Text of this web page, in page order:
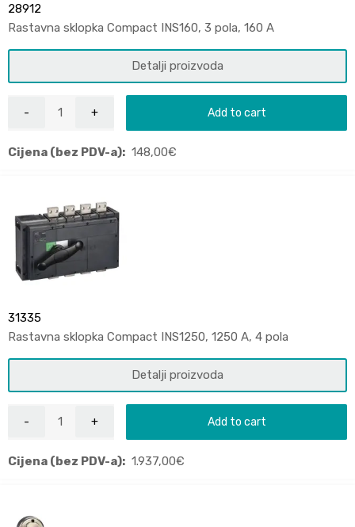
28912
Rastavna sklopka Compact INS160, 3 pola, 160 A
Detalji proizvoda
Add to cart
Cijena (bez PDV-a): 148,00€
31335
Rastavna sklopka Compact INS1250, 1250 A, 4 pola
Detalji proizvoda
Add to cart
Cijena (bez PDV-a): 1.937,00€